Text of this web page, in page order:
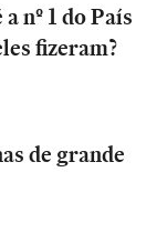
nº 1 do País
fizeram?
de grande